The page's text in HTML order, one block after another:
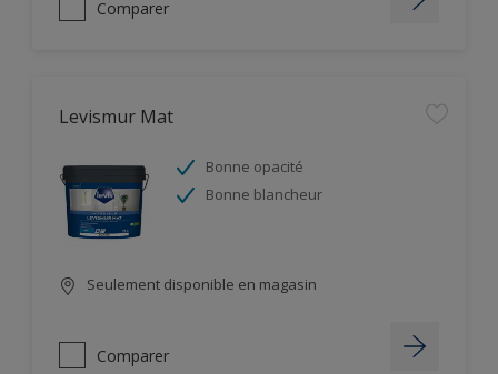
Comparer
Levismur Mat
Bonne opacité
Bonne blancheur
Seulement disponible en magasin
Comparer